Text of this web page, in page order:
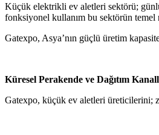
Küçük elektrikli ev aletleri sektörü;
fonksiyonel kullanım bu sektörün temel
Gatexpo, Asya’nın güçlü üretim
Küresel Perakende ve Dağıtım
Gatexpo, küçük ev aletleri üreticilerini;